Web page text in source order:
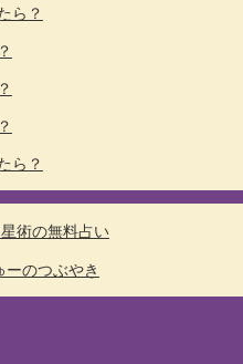
ら？
ら？
術の無料占い
ーのつぶやき